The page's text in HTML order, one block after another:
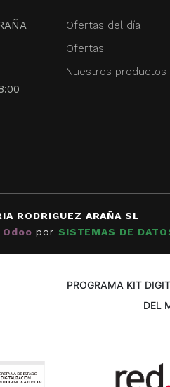
Ofertas del día
Ofertas
Nuestros productos
RODRIGUEZ ARAÑA SL
Odoo por SISTEMAS DE
PROGRAMA KIT
DEL